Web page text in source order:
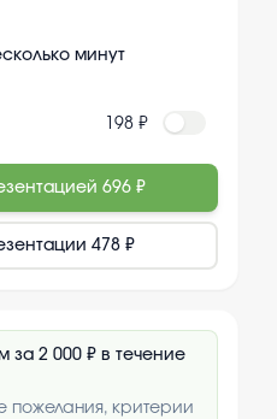
минут
198 ₽
696 ₽
478 ₽
2 000 ₽ в течение
пожелания, критерии